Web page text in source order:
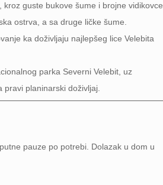
guste bukove šume i brojne vidikovce
ostrva, a sa druge ličke šume.
ka doživljaju najlepšeg lice Velebita
parka Severni Velebit, uz
planinarski doživljaj.
pauze po potrebi. Dolazak u dom u